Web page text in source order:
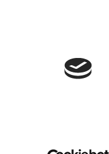
Chic &
papel y
tradición